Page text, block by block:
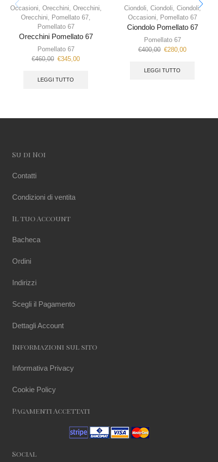
Occasioni Orecchini Orecchini
Orecchini
Pomellato 67
Pomellato 67
Orecchini Pomellato 67
Pomellato 67
€460,00 €345,00
LEGGI TUTTO
Ciondoli Ciondoli Ciondoli,
Occasioni
Pomellato 67
Ciondolo Pomellato 67
Pomellato 67
€400,00 €280,00
LEGGI TUTTO
Su di Noi
Contatti
Condizioni di ventita
Il tuo Account
Bacheca
Ordini
Indirizzi
Scegli il Pagamento
Dettagli Account
Informazioni sul sito
Informativa Privacy
Cookie Policy
Pagamenti Accettati
Social